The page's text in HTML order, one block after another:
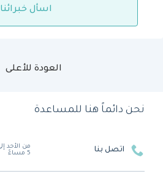
اسأل خبرائنا
العودة للأعلى
نحن دائماً هنا للمساعدة
اتصل بنا
5 مساءً